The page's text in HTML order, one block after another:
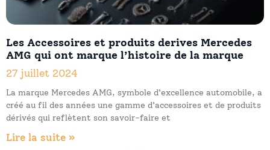
Les Accessoires et produits derives Mercedes
AMG qui ont marque l’histoire de la marque
27 juillet 2024
La marque Mercedes AMG, symbole d'excellence automobile, a
créé au fil des années une gamme d'accessoires et de produits
dérivés qui reflètent son savoir-faire et
Lire la suite »